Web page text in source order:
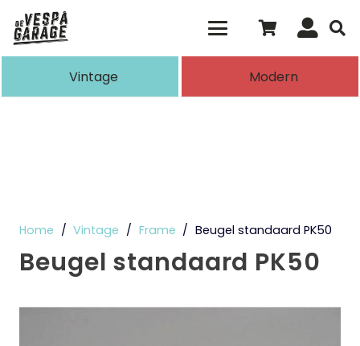
de resultaten voor automatisch
Vintage Modern
Home / Vintage / Frame / Beugel standaard PK50
Beugel standaard PK50